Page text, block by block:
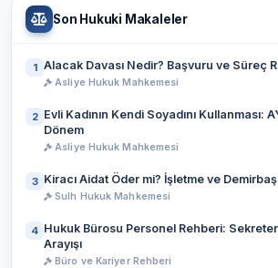
Son Hukuki Makaleler
1 Alacak Davası Nedir? Başvuru ve Süreç
Asliye Hukuk Mahkemesi
2 Evli Kadının Kendi Soyadını Kullanması:
Dönem
Asliye Hukuk Mahkemesi
3 Kiracı Aidat Öder mi? İşletme ve Demirbaş
Sulh Hukuk Mahkemesi
4 Hukuk Bürosu Personel Rehberi:
Arayışı
Büro ve Kariyer Rehberi